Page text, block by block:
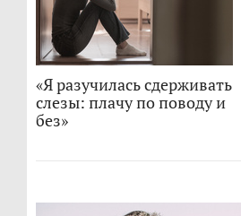
«Я разучилась сдерживать
слезы: плачу по поводу и
без»